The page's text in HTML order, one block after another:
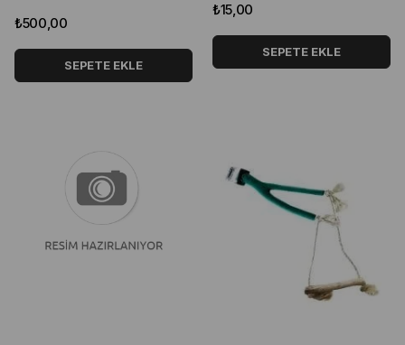
₺500,00
SEPETE EKLE
₺15,00
SEPETE EKLE